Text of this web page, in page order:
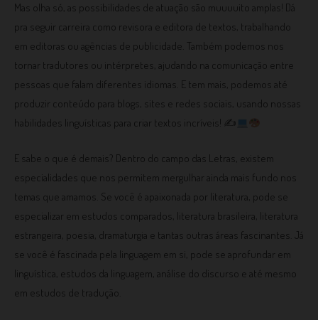
Mas olha só, as possibilidades de atuação são muuuuito amplas! Dá
pra seguir carreira como revisora e editora de textos, trabalhando
em editoras ou agências de publicidade. Também podemos nos
tornar tradutores ou intérpretes, ajudando na comunicação entre
pessoas que falam diferentes idiomas. E tem mais, podemos até
produzir conteúdo para blogs, sites e redes sociais, usando nossas
habilidades linguísticas para criar textos incríveis! ✍
E sabe o que é demais? Dentro do campo das Letras, existem
especialidades que nos permitem mergulhar ainda mais fundo nos
temas que amamos. Se você é apaixonada por literatura, pode se
especializar em estudos comparados, literatura brasileira, literatura
estrangeira, poesia, dramaturgia e tantas outras áreas fascinantes. Já
se você é fascinada pela linguagem em si, pode se aprofundar em
linguística, estudos da linguagem, análise do discurso e até mesmo
em estudos de tradução.